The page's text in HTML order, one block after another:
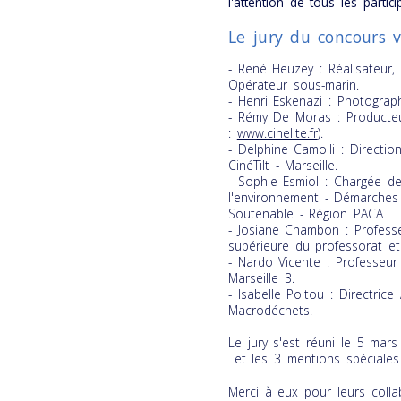
Le jury du concours
- René Heuzey :
Opérateur sous-marin.
- Henri Eskenazi :
- Rémy De Moras :
: www.cinelite.fr).
- Delphine Camolli :
CinéTilt - Marseille.
- Sophie Esmiol : Chargée
l'environnement -
Soutenable - Région PACA
- Josiane Chambon :
supérieure du professorat
- Nardo Vicente :
Marseille 3.
- Isabelle Poitou : Directrice
Macrodéchets.
Le jury s'est réuni le 5
et les 3 mentions spéciales
Merci à eux pour leurs